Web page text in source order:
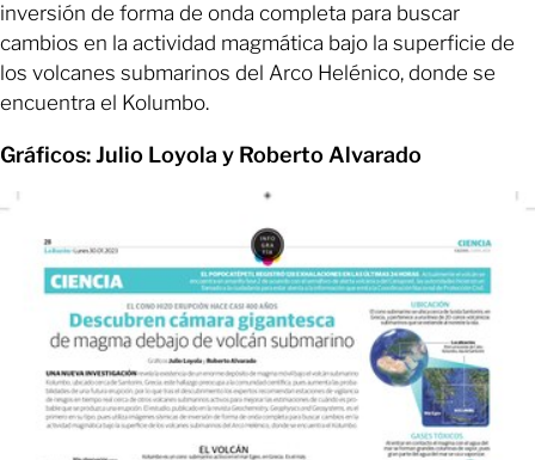
inversión de forma de onda completa para buscar
cambios en la actividad magmática bajo la superficie de
los volcanes submarinos del Arco Helénico, donde se
encuentra el Kolumbo.
Gráficos: Julio Loyola y Roberto Alvarado